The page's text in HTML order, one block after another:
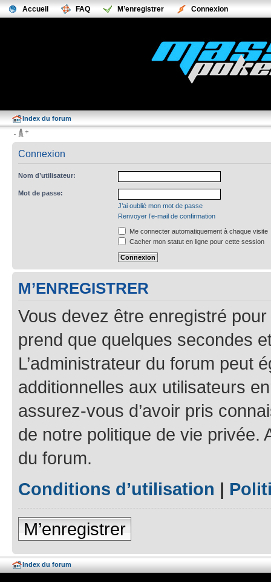
Accueil FAQ M’enregistrer Connexion
Index du forum
Connexion
Nom d’utilisateur:
Mot de passe:
J’ai oublié mon mot de passe
Renvoyer l’e-mail de confirmation
Me connecter automatiquement à chaque visite
Cacher mon statut en ligne pour cette session
M’ENREGISTRER
Vous devez être enregistré
prend que quelques secondes
L’administrateur du forum peut
additionnelles aux utilisateurs
assurez-vous d’avoir pris
de notre politique de vie privée.
du forum.
Conditions d’utilisation |
M’enregistrer
Index du forum